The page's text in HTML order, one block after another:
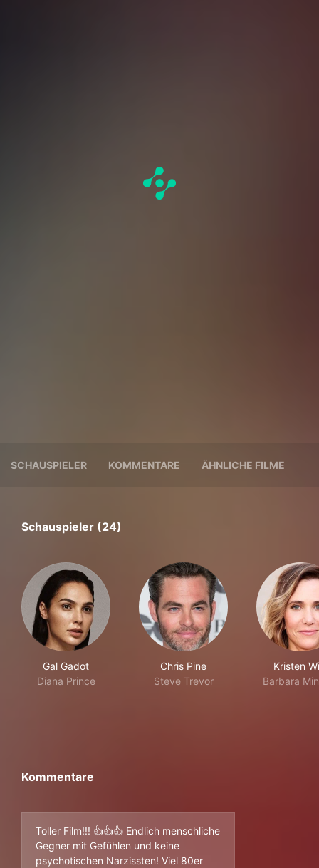
SCHAUSPIELER KOMMENTARE ÄHNLICHE FILME
Schauspieler (24)
Gal Gadot
Diana Prince
Chris Pine
Steve Trevor
Kristen
Barbara
Kommentare
Toller Film!!! 👍👍👍 Endlich menschliche
Gegner mit Gefühlen und keine
psychotischen Narzissten! Viel 80er